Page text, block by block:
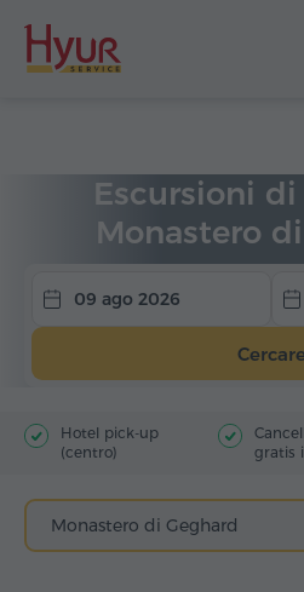
Escursioni
Monastero
09 ago 2026
Cercare
Hotel pick-up
(centro)
gratis
Monastero di Geghard